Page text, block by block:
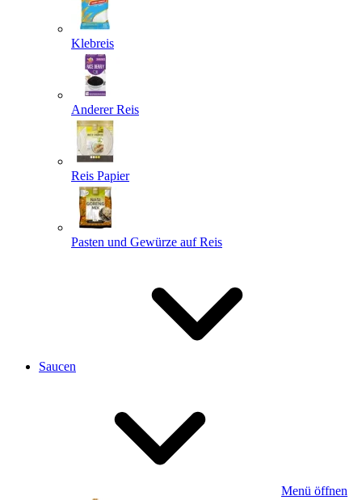
Klebreis
Anderer Reis
Reis Papier
Pasten und Gewürze auf Reis
Saucen
Menü öffnen